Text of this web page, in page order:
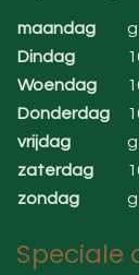
maandag
Dindag
Woendag
Donderdag
vrijdag
zaterdag
zondag
Speciale